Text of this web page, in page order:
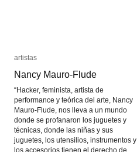
artistas
Nancy Mauro-Flude
“Hacker, feminista, artista de
performance y teórica del arte, Nancy
Mauro-Flude, nos lleva a un mundo
donde se profanaron los juguetes y
técnicas, donde las niñas y sus
juguetes, los utensilios, instrumentos y
los accesorios tienen el derecho de
artistas
Nancy Mauro-Flude